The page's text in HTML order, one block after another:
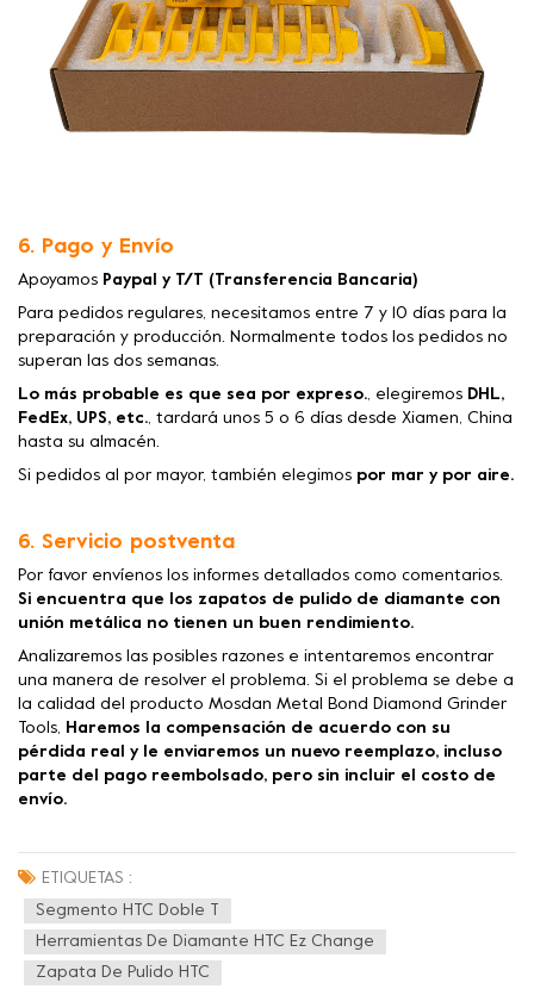
6. Pago y Envío
Apoyamos Paypal y T/T (Transferencia Bancaria)
Para pedidos regulares, necesitamos entre 7 y 10 días para la
preparación y producción. Normalmente todos los pedidos no
superan las dos semanas.
Lo más probable es que sea por expreso., elegiremos DHL,
FedEx, UPS, etc., tardará unos 5 o 6 días desde Xiamen, China
hasta su almacén.
Si pedidos al por mayor, también elegimos por mar y por aire.
6. Servicio postventa
Por favor envíenos los informes detallados como comentarios.
Si encuentra que los zapatos de pulido de diamante con
unión metálica no tienen un buen rendimiento.
Analizaremos las posibles razones e intentaremos encontrar
una manera de resolver el problema. Si el problema se debe a
la calidad del producto Mosdan Metal Bond Diamond Grinder
Tools, Haremos la compensación de acuerdo con su
pérdida real y le enviaremos un nuevo reemplazo, incluso
parte del pago reembolsado, pero sin incluir el costo de
envío.
ETIQUETAS :
Segmento HTC Doble T
Herramientas De Diamante HTC Ez Change
Zapata De Pulido HTC